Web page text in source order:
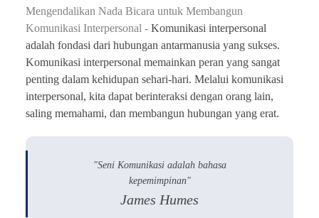
Mengendalikan Nada Bicara untuk Membangun
Komunikasi Interpersonal - Komunikasi interpersonal
adalah fondasi dari hubungan antarmanusia yang sukses.
Komunikasi interpersonal memainkan peran yang sangat
penting dalam kehidupan sehari-hari. Melalui komunikasi
interpersonal, kita dapat berinteraksi dengan orang lain,
saling memahami, dan membangun hubungan yang erat.
"Seni Komunikasi adalah bahasa
kepemimpinan"
James Humes